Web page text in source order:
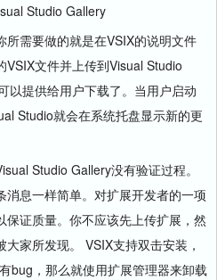
Studio Gallery
需要做的就是在VSIX的说明文件
文件并上传到Visual Studio
以提供给用户下载了。当用户启动
Studio就会在系统托盘显示新的更
Studio Gallery没有验证过程。
消息一样简单。对扩展开发者的一项
证质量。你不应该先上传扩展，然
家所发现。 VSIX支持双击安装，
bug，那么就使用扩展管理器来卸载